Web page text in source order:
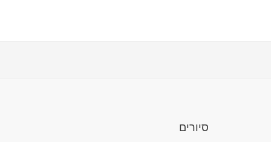
סיורים